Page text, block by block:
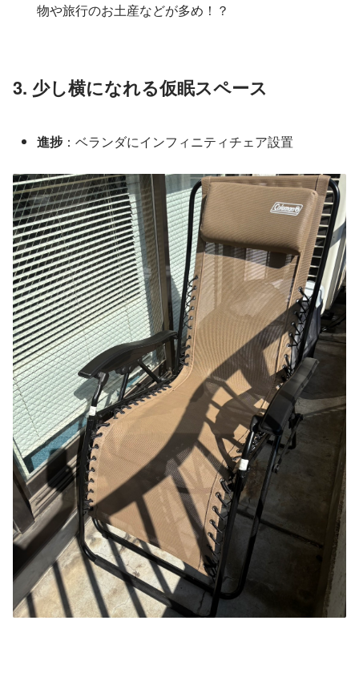
物や旅行のお土産などが多め！？
3. 少し横になれる仮眠スペース
進捗：ベランダにインフィニティチェア設置